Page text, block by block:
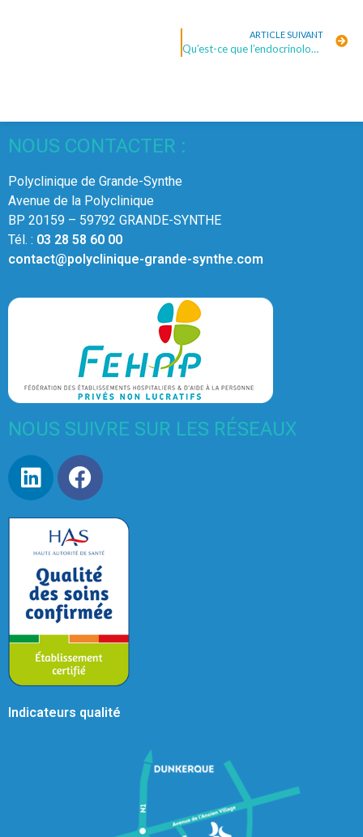
ARTICLE SUIVANT
Qu’est-ce que l’endocrinologie ?
NOUS CONTACTER :
Polyclinique de Grande-Synthe
Avenue de la Polyclinique
BP 20159 – 59792 GRANDE-SYNTHE
Tél. : 03 28 58 60 00
contact@polyclinique-grande-synthe.com
NOUS SUIVRE SUR LES RÉSEAUX
Indicateurs qualité